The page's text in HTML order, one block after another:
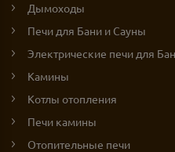
Дымоходы
Печи для Бани и Сауны
Электрические печи для
Камины
Котлы отопления
Печи камины
Отопительные печи